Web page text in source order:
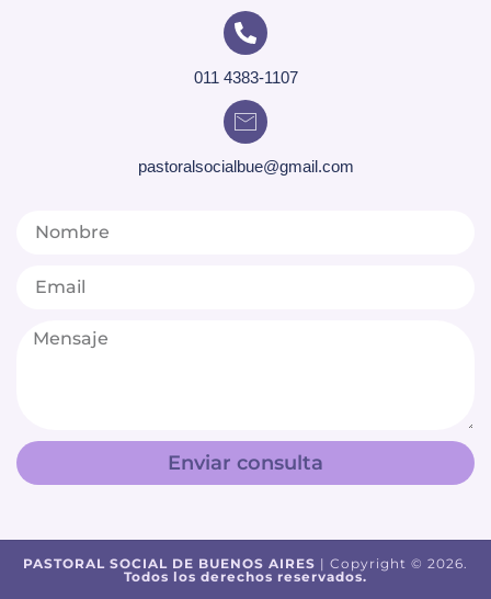
011 4383-1107
pastoralsocialbue@gmail.com
Enviar consulta
PASTORAL SOCIAL DE BUENOS AIRES | Copyright © 2026.
Todos los derechos reservados.